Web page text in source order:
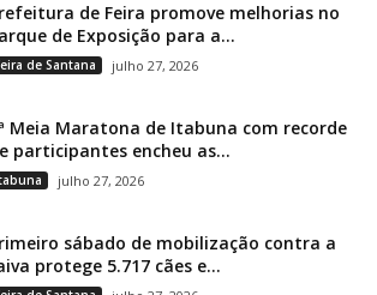
de Feira promove melhorias no
de Exposição para a...
de Santana julho 27, 2026
Meia Maratona de Itabuna com recorde
participantes encheu as...
julho 27, 2026
sábado de mobilização contra a
protege 5.717 cães e...